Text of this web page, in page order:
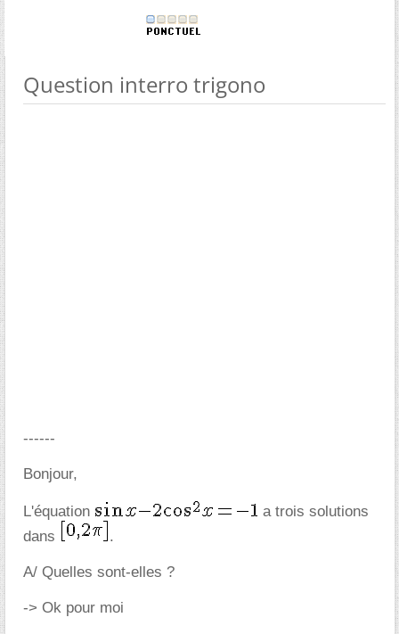
Question interro trigono
------
Bonjour,
L'équation
a trois solutions
dans
.
A/ Quelles sont-elles ?
-> Ok pour moi